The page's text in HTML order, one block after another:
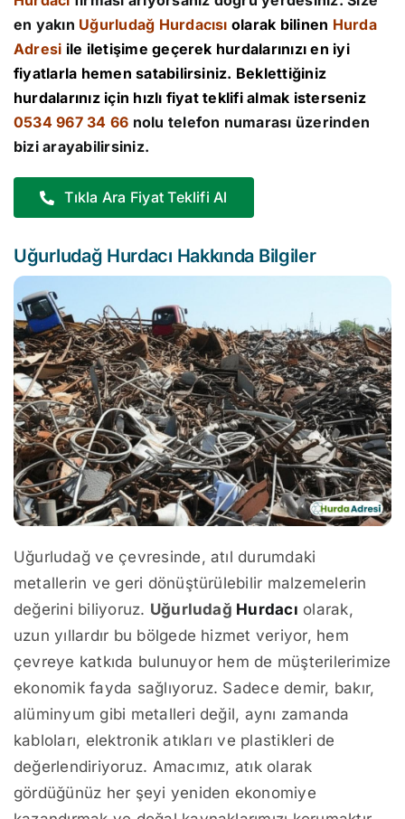
en yakın Uğurludağ Hurdacısı olarak bilinen Hurda
Adresi ile iletişime geçerek hurdalarınızı en iyi
fiyatlarla hemen satabilirsiniz. Beklettiğiniz
hurdalarınız için hızlı fiyat teklifi almak isterseniz
0534 967 34 66 nolu telefon numarası üzerinden
bizi arayabilirsiniz.
Tıkla Ara Fiyat Teklifi Al
Uğurludağ Hurdacı Hakkında Bilgiler
Uğurludağ ve çevresinde, atıl durumdaki
metallerin ve geri dönüştürülebilir malzemelerin
değerini biliyoruz. Uğurludağ Hurdacı olarak,
uzun yıllardır bu bölgede hizmet veriyor, hem
çevreye katkıda bulunuyor hem de müşterilerimize
ekonomik fayda sağlıyoruz. Sadece demir, bakır,
alüminyum gibi metalleri değil, aynı zamanda
kabloları, elektronik atıkları ve plastikleri de
değerlendiriyoruz. Amacımız, atık olarak
gördüğünüz her şeyi yeniden ekonomiye